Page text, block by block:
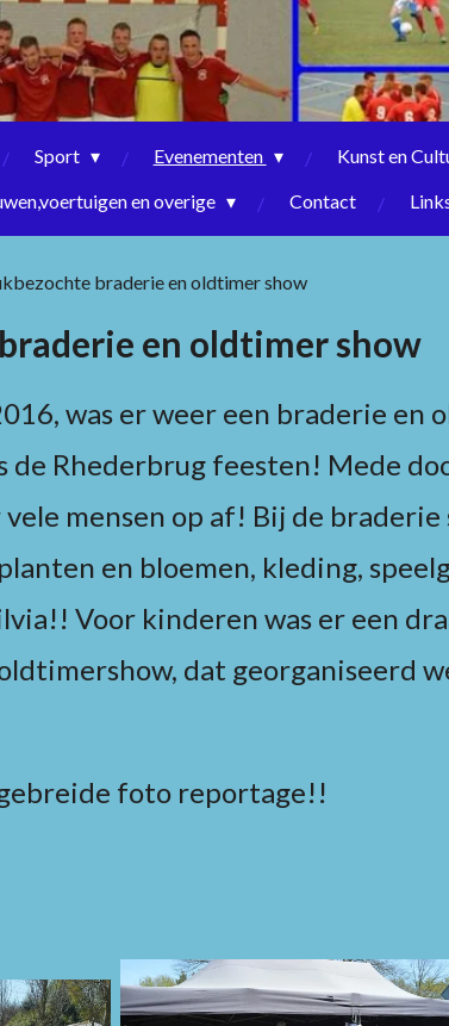
Sport Evenementen Kunst en
en overige
Contact
braderie en oldtimer show
en oldtimer show
was er weer een braderie en
de Rhederbrug feesten! Mede
mensen op af! Bij de
en bloemen, kleding,
Voor kinderen was er een
dat georganiseerd
foto reportage!!